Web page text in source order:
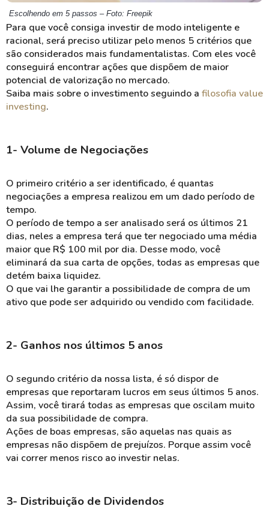
Escolhendo em 5 passos – Foto: Freepik
Para que você consiga investir de modo inteligente e
racional, será preciso utilizar pelo menos 5 critérios que
são considerados mais fundamentalistas. Com eles você
conseguirá encontrar ações que dispõem de maior
potencial de valorização no mercado.
Saiba mais sobre o investimento seguindo a filosofia value
investing.
1- Volume de Negociações
O primeiro critério a ser identificado, é quantas
negociações a empresa realizou em um dado período de
tempo.
O período de tempo a ser analisado será os últimos 21
dias, neles a empresa terá que ter negociado uma média
maior que R$ 100 mil por dia. Desse modo, você
eliminará da sua carta de opções, todas as empresas que
detém baixa liquidez.
O que vai lhe garantir a possibilidade de compra de um
ativo que pode ser adquirido ou vendido com facilidade.
2- Ganhos nos últimos 5 anos
O segundo critério da nossa lista, é só dispor de
empresas que reportaram lucros em seus últimos 5 anos.
Assim, você tirará todas as empresas que oscilam muito
da sua possibilidade de compra.
Ações de boas empresas, são aquelas nas quais as
empresas não dispõem de prejuízos. Porque assim você
vai correr menos risco ao investir nelas.
3- Distribuição de Dividendos